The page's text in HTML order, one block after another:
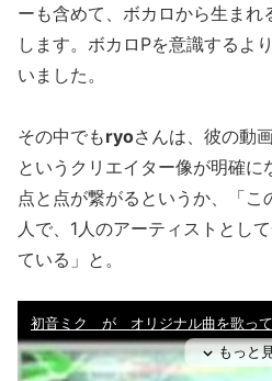
ーも含めて、ボカロから生ま
します。ボカロPを意識するよ
いました。
その中でもryoさんは、彼の動
というクリエイター像が明確に
点と点が繋がるというか、「こ
人で、1人のアーティストとし
ている」と。